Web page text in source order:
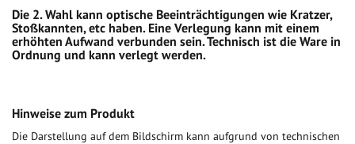
Die 2. Wahl kann optische Beeinträchtigungen wie Kratzer,
Stoßkannten, etc haben. Eine Verlegung kann mit einem
erhöhten Aufwand verbunden sein. Technisch ist die Ware in
Ordnung und kann verlegt werden.
Hinweise zum Produkt
Die Darstellung auf dem Bildschirm kann aufgrund von technischen